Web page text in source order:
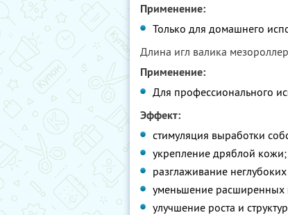
Применение:
Только для домашнего
Длина игл валика
Применение:
Для профессионального
Эффект:
стимуляция выработки
укрепление дряблой кожи;
разглаживание
уменьшение расширенных
улучшение роста и